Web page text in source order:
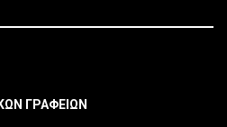
ΓΡΑΦΕΙΩΝ